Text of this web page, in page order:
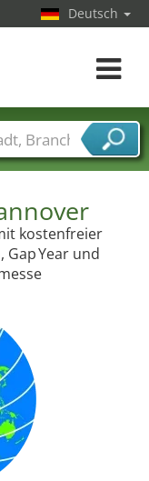
kostenfreier
Year und
Deutsch
Toggle
Branchen